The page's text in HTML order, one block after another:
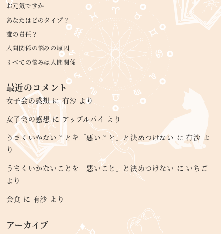
お元気ですか
あなたはどのタイプ？
誰の責任？
人間関係の悩みの原因
すべての悩みは人間関係
最近のコメント
女子会の感想に有沙 より
女子会の感想に アップルパイ より
うまくいかないことを「悪いこと」と決めつけない に有沙 よ
り
うまくいかないことを「悪いこと」と決めつけない に いちご
より
会食 に 有沙 より
アーカイブ